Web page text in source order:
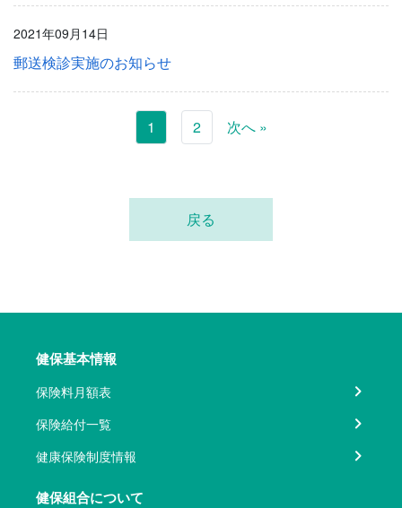
2021年09月14日
郵送検診実施のお知らせ
1 2 次へ »
戻る
健保基本情報
保険料月額表
保険給付一覧
健康保険制度情報
健保組合について